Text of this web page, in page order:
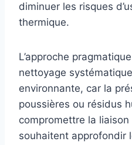
diminuer les risques
thermique.
L’approche
nettoyage
environnante, car la
poussières ou résidus
compromettre la
souhaitent approfondir